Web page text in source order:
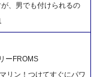
、男でも付けられるの
ーFROMS
リン！つけてすぐにパワ